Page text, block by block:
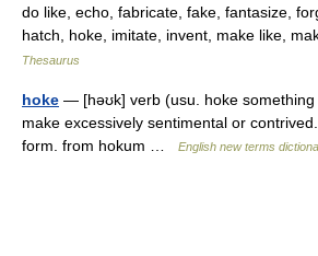
do like, echo, fabricate, fake, fantasize,
hatch, hoke, imitate, invent, make like,
Thesaurus
hoke — [həʊk] verb (usu. hoke something
make excessively sentimental or
form. from hokum …
English new terms